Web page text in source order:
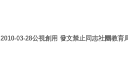
2010-03-28公視創用 發文禁止同志社團教育